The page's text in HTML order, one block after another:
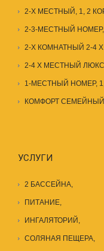
2-Х МЕСТНЫЙ, 1, 2
2-3-МЕСТНЫЙ
2-Х КОМНАТНЫЙ 2-4
2-4 Х МЕСТНЫЙ ЛЮКС
1-МЕСТНЫЙ НОМЕР,
КОМФОРТ СЕМЕЙНЫЙ
УСЛУГИ
2 БАССЕЙНА
ПИТАНИЕ
ИНГАЛЯТОРИЙ,
СОЛЯНАЯ ПЕЩЕРА